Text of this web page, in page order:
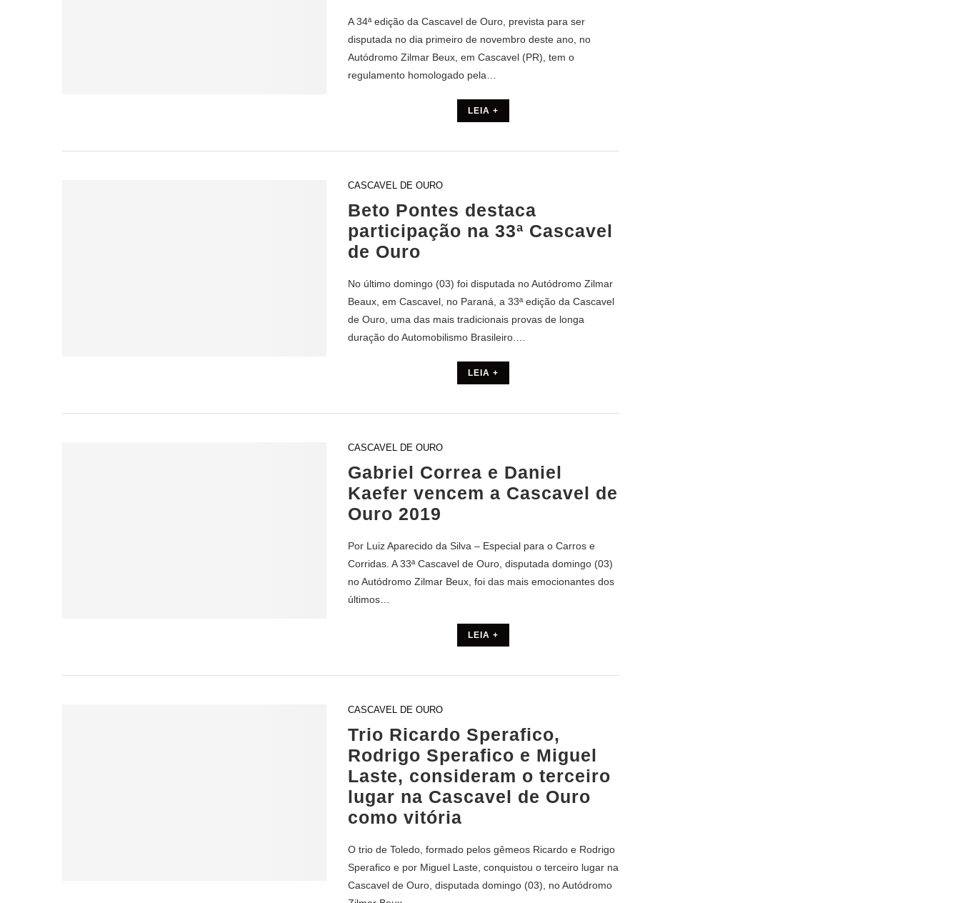
A 34ª edição da Cascavel de Ouro, prevista para ser
disputada no dia primeiro de novembro deste ano, no
Autódromo Zilmar Beux, em Cascavel (PR), tem o
regulamento homologado pela…
LEIA +
CASCAVEL DE OURO
Beto Pontes destaca
participação na 33ª Cascavel
de Ouro
No último domingo (03) foi disputada no Autódromo Zilmar
Beaux, em Cascavel, no Paraná, a 33ª edição da Cascavel
de Ouro, uma das mais tradicionais provas de longa
duração do Automobilismo Brasileiro.…
LEIA +
CASCAVEL DE OURO
Gabriel Correa e Daniel
Kaefer vencem a Cascavel de
Ouro 2019
Por Luiz Aparecido da Silva – Especial para o Carros e
Corridas. A 33ª Cascavel de Ouro, disputada domingo (03)
no Autódromo Zilmar Beux, foi das mais emocionantes dos
últimos…
LEIA +
CASCAVEL DE OURO
Trio Ricardo Sperafico,
Rodrigo Sperafico e Miguel
Laste, consideram o terceiro
lugar na Cascavel de Ouro
como vitória
O trio de Toledo, formado pelos gêmeos Ricardo e Rodrigo
Sperafico e por Miguel Laste, conquistou o terceiro lugar na
Cascavel de Ouro, disputada domingo (03), no Autódromo